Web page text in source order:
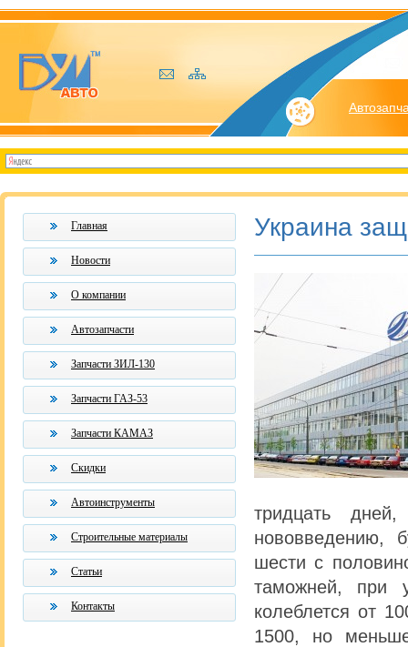
Главная
Новости
О компании
Автозапчасти
Запчасти ЗИЛ-130
Запчасти ГАЗ-53
Запчасти КАМАЗ
Скидки
Автоинструменты
Строительные материалы
Статьи
Контакты
Украина
тридцать
нововведению,
шести с
таможней, при
колеблется от
1500, но